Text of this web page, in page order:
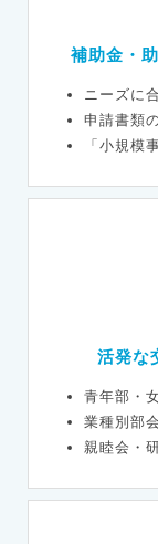
補助金・
ニーズに
申請書類
「小規模
活発な
青年部・
業種別部
親睦会・